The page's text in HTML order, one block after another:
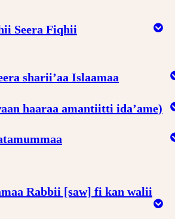
Seera Fiqhii
sharii’aa Islaamaa
haaraa amantiitti ida’ame)
Rabbii [saw] fi kan walii